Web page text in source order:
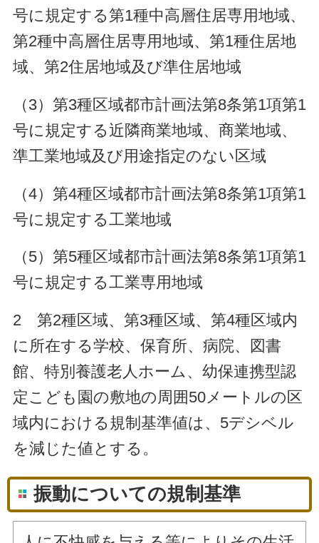
号に規定する第1種中高層住居専用地域、
第2種中高層住居専用地域、第1種住居地
域、第2住居地域及び準住居地域
（3）第3種区域都市計画法第8条第1項第1
号に規定する近隣商業地域、商業地域、
準工業地域及び用途指定のない区域
（4）第4種区域都市計画法第8条第1項第1
号に規定する工業地域
（5）第5種区域都市計画法第8条第1項第1
号に規定する工業専用地域
2 第2種区域、第3種区域、第4種区域内
に所在する学校、保育所、病院、図書
館、特別養護老人ホーム、幼保連携型認
定こども園の敷地の周囲50メートルの区
域内における規制基準値は、5デシベル
を減じた値とする。
振動についての規制基準